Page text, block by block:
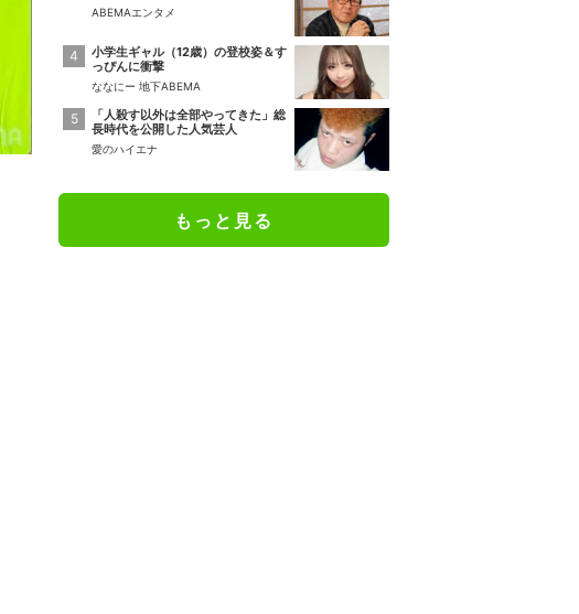
ABEMAエンタメ
小学生ギャル（12歳）の登校姿＆す
っぴんに衝撃
ななにー 地下ABEMA
「人殺す以外は全部やってきた」総
長時代を公開した人気芸人
愛のハイエナ
もっと見る